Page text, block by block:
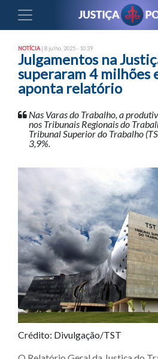
NOTÍCIA | 8 julho, 2025 - 10:39
Julgamentos na
superaram 4 milhões
aponta relatório
Nas Varas do Trabalho, a
nos Tribunais Regionais do
Tribunal Superior do Trabalho
3,9%.
Crédito: Divulgação/TST